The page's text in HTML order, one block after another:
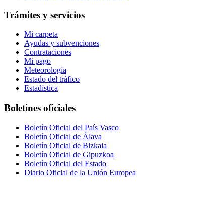
Trámites y servicios
Mi carpeta
Ayudas y subvenciones
Contrataciones
Mi pago
Meteorología
Estado del tráfico
Estadística
Boletines oficiales
Boletín Oficial del País Vasco
Boletín Oficial de Álava
Boletín Oficial de Bizkaia
Boletín Oficial de Gipuzkoa
Boletín Oficial del Estado
Diario Oficial de la Unión Europea